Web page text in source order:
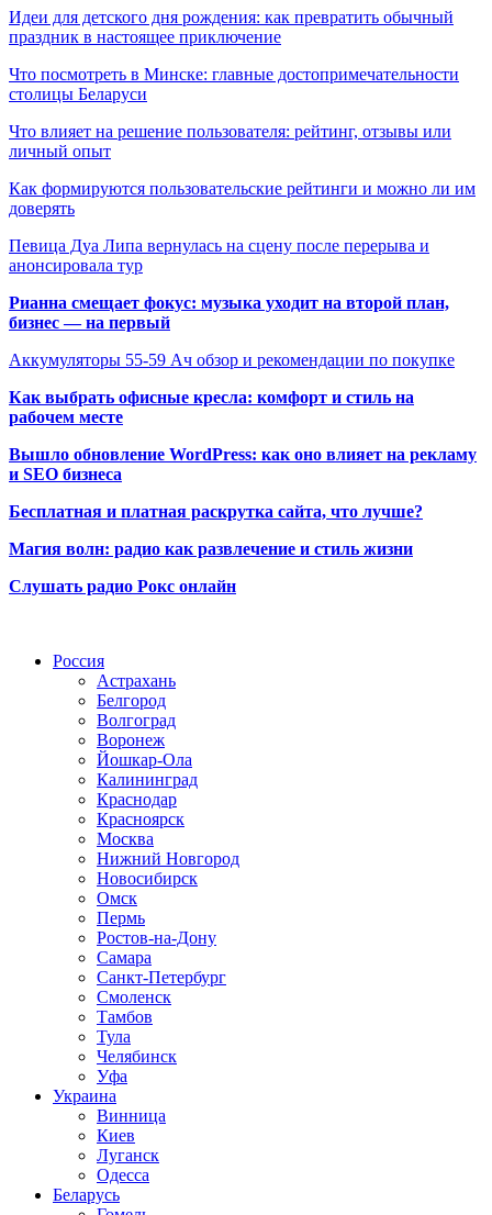
Идеи для детского дня рождения: как превратить обычный
праздник в настоящее приключение
Что посмотреть в Минске: главные достопримечательности
столицы Беларуси
Что влияет на решение пользователя: рейтинг, отзывы или
личный опыт
Как формируются пользовательские рейтинги и можно ли им
доверять
Певица Дуа Липа вернулась на сцену после перерыва и
анонсировала тур
Рианна смещает фокус: музыка уходит на второй план,
бизнес — на первый
Аккумуляторы 55-59 Ач обзор и рекомендации по покупке
Как выбрать офисные кресла: комфорт и стиль на
рабочем месте
Вышло обновление WordPress: как оно влияет на рекламу
и SEO бизнеса
Бесплатная и платная раскрутка сайта, что лучше?
Магия волн: радио как развлечение и стиль жизни
Слушать радио Рокс онлайн
Россия
Астрахань
Белгород
Волгоград
Воронеж
Йошкар-Ола
Калининград
Краснодар
Красноярск
Москва
Нижний Новгород
Новосибирск
Омск
Пермь
Ростов-на-Дону
Самара
Санкт-Петербург
Смоленск
Тамбов
Тула
Челябинск
Уфа
Украина
Винница
Киев
Луганск
Одесса
Беларусь